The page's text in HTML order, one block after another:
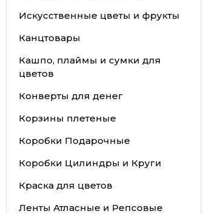
Искусственные цветы и фрукты
Канцтовары
Кашпо, плаймы и сумки для
цветов
Конверты для денег
Корзины плетеные
Коробки Подарочные
Коробки Цилиндры и Круги
Краска для цветов
Ленты Атласные и Репсовые